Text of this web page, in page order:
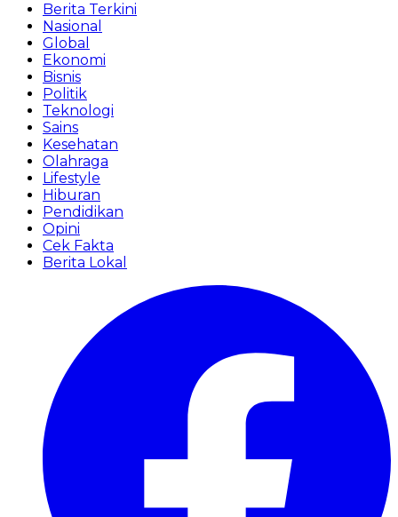
Berita Terkini
Nasional
Global
Ekonomi
Bisnis
Politik
Teknologi
Sains
Kesehatan
Olahraga
Lifestyle
Hiburan
Pendidikan
Opini
Cek Fakta
Berita Lokal